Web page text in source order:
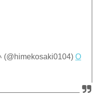
(@himekosaki0104)O